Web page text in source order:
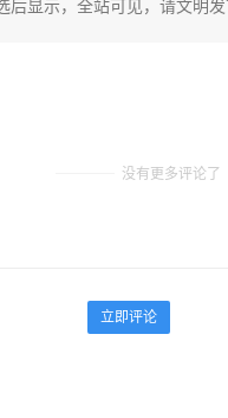
没有更多评论了
立即评论